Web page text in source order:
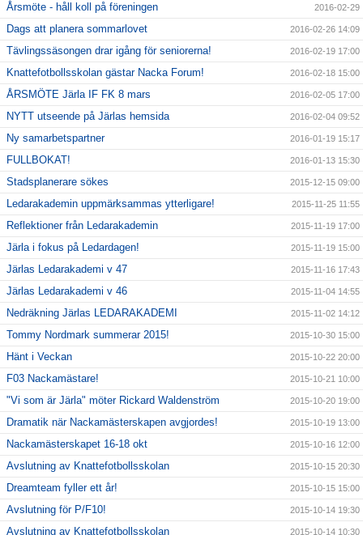
Årsmöte - håll koll på föreningen 2016-02-29
Dags att planera sommarlovet 2016-02-26 14:09
Tävlingssäsongen drar igång för seniorerna! 2016-02-19 17:00
Knattefotbollsskolan gästar Nacka Forum! 2016-02-18 15:00
ÅRSMÖTE Järla IF FK 8 mars 2016-02-05 17:00
NYTT utseende på Järlas hemsida 2016-02-04 09:52
Ny samarbetspartner 2016-01-19 15:17
FULLBOKAT! 2016-01-13 15:30
Stadsplanerare sökes 2015-12-15 09:00
Ledarakademin uppmärksammas ytterligare! 2015-11-25 11:55
Reflektioner från Ledarakademin 2015-11-19 17:00
Järla i fokus på Ledardagen! 2015-11-19 15:00
Järlas Ledarakademi v 47 2015-11-16 17:43
Järlas Ledarakademi v 46 2015-11-04 14:55
Nedräkning Järlas LEDARAKADEMI 2015-11-02 14:12
Tommy Nordmark summerar 2015! 2015-10-30 15:00
Hänt i Veckan 2015-10-22 20:00
F03 Nackamästare! 2015-10-21 10:00
"Vi som är Järla" möter Rickard Waldenström 2015-10-20 19:00
Dramatik när Nackamästerskapen avgjordes! 2015-10-19 13:00
Nackamästerskapet 16-18 okt 2015-10-16 12:00
Avslutning av Knattefotbollsskolan 2015-10-15 20:30
Dreamteam fyller ett år! 2015-10-15 15:00
Avslutning för P/F10! 2015-10-14 19:30
Avslutning av Knattefotbollsskolan 2015-10-14 10:30